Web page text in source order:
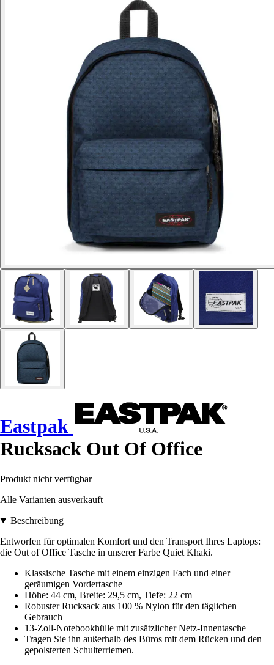
Eastpak
Rucksack Out Of Office
Produkt nicht verfügbar
Alle Varianten ausverkauft
Beschreibung
Entworfen für optimalen Komfort und den Transport Ihres Laptops:
die Out of Office Tasche in unserer Farbe Quiet Khaki.
Klassische Tasche mit einem einzigen Fach und einer
geräumigen Vordertasche
Höhe: 44 cm, Breite: 29,5 cm, Tiefe: 22 cm
Robuster Rucksack aus 100 % Nylon für den täglichen
Gebrauch
13-Zoll-Notebookhülle mit zusätzlicher Netz-Innentasche
Tragen Sie ihn außerhalb des Büros mit dem Rücken und den
gepolsterten Schulterriemen.